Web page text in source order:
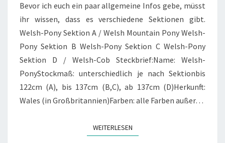
Bevor ich euch ein paar allgemeine Infos gebe, müsst
ihr wissen, dass es verschiedene Sektionen gibt.
Welsh-Pony Sektion A / Welsh Mountain Pony Welsh-
Pony Sektion B Welsh-Pony Sektion C Welsh-Pony
Sektion D / Welsh-Cob Steckbrief:Name: Welsh-
PonyStockmaß: unterschiedlich je nach Sektionbis
122cm (A), bis 137cm (B,C), ab 137cm (D)Herkunft:
Wales (in Großbritannien)Farben: alle Farben außer…
WEITERLESENWEITERLESEN